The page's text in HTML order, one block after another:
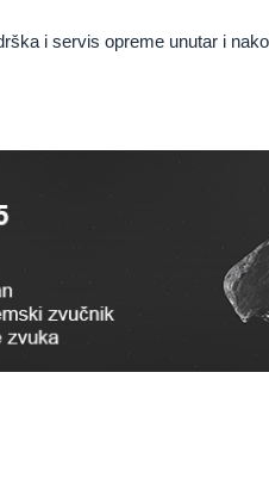
i servis opreme unutar i